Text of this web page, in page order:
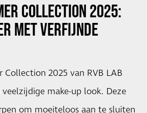
COLLECTION 2025:
MET VERFIJNDE
Collection 2025 van RVB LAB
make-up look. Deze
om moeiteloos aan te sluiten